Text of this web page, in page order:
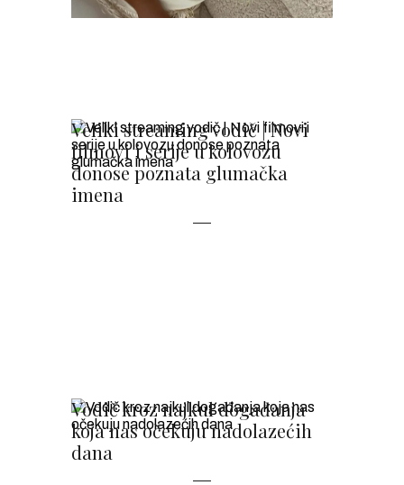
Veliki streaming vodič | Novi
filmovi i serije u kolovozu
donose poznata glumačka
imena
Vodič kroz najkul događanja
koja nas očekuju nadolazećih
dana